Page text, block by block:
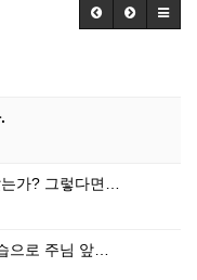
가? 그렇다면…
으로 주님 앞…